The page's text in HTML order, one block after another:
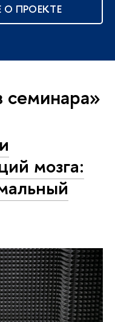
О ПРОЕКТЕ
семинара»
мозга: